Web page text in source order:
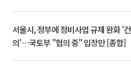
서울시, 정부에 정비사업 규제 완화 '건
의'⋯국토부 "협의 중" 입장만 [종합]